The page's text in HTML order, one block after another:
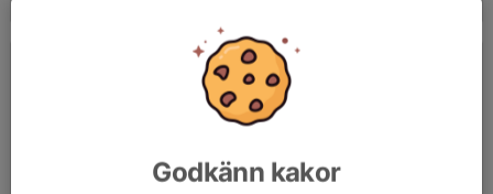
Surte BK - Tranås BoIS Bandyallsvenskan 23-24
Godkänn kakor